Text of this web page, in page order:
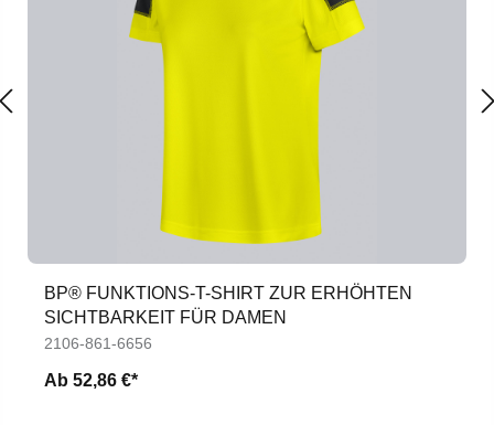
BP® FUNKTIONS-T-SHIRT ZUR ERHÖHTEN
SICHTBARKEIT FÜR DAMEN
2106-861-6656
Ab 52,86 €*